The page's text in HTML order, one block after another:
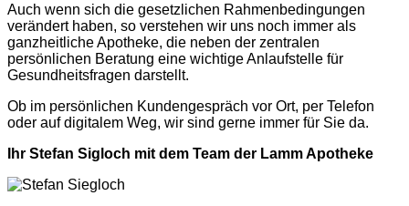
Auch wenn sich die gesetzlichen Rahmenbedingungen
verändert haben, so verstehen wir uns noch immer als
ganzheitliche Apotheke, die neben der zentralen
persönlichen Beratung eine wichtige Anlaufstelle für
Gesundheitsfragen darstellt.
Ob im persönlichen Kundengespräch vor Ort, per Telefon
oder auf digitalem Weg, wir sind gerne immer für Sie da.
Ihr Stefan Sigloch mit dem Team der Lamm Apotheke